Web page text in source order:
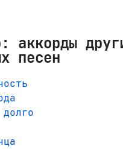
аккорды
песен